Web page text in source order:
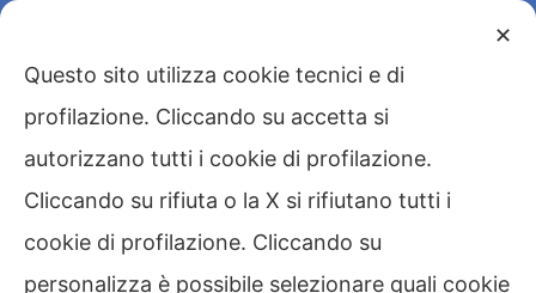
✕
Questo sito utilizza cookie tecnici e di
profilazione. Cliccando su accetta si
autorizzano tutti i cookie di profilazione.
Cliccando su rifiuta o la X si rifiutano tutti i
cookie di profilazione. Cliccando su
personalizza è possibile selezionare quali cookie